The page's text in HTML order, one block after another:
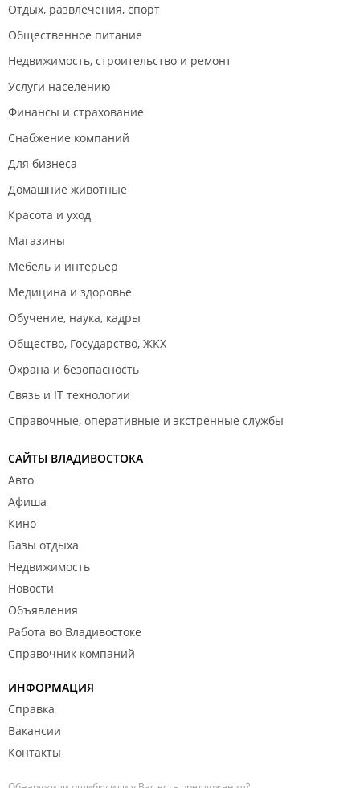
Отдых, развлечения, спорт
Общественное питание
Недвижимость, строительство и ремонт
Услуги населению
Финансы и страхование
Снабжение компаний
Для бизнеса
Домашние животные
Красота и уход
Магазины
Мебель и интерьер
Медицина и здоровье
Обучение, наука, кадры
Общество, Государство, ЖКХ
Охрана и безопасность
Связь и IT технологии
Справочные, оперативные и экстренные службы
САЙТЫ ВЛАДИВОСТОКА
Авто
Афиша
Кино
Базы отдыха
Недвижимость
Новости
Объявления
Работа во Владивостоке
Справочник компаний
ИНФОРМАЦИЯ
Справка
Вакансии
Контакты